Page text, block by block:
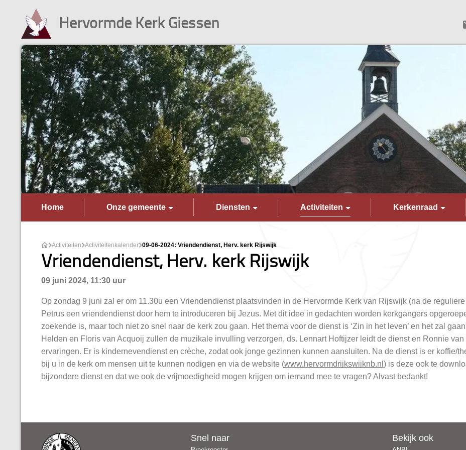
Hervormde Kerk Giessen
Home Onze gemeente Diensten Activiteiten Kerkenraad
Activiteiten Activiteitenkalender 09-06-2024: Vriendendienst, Herv. kerk Rijswijk
Vriendendienst, Herv. kerk Rijswijk
09 juni 2024, 11:30 uur
Op zondag 9 juni zal er om 11.30u een Vriendendienst plaatsvinden in de Hervormde Kerk van Rijswijk (na de
Petrus een vriendendienst door hem te introduceren bij Jezus. Met dit idee in gedachten worden kerkgangers
zoekende is, maar toch niet zo snel naar de kerk zou gaan. Het thema voor de dienst is ‘Zin in het leven’ en het zal
Helden en Floris van Acquoij zullen de muzikale invulling verzorgen, ds. Lennart Hoftijzer leidt de dienst en Ronnie
ervaringen. Er is kindernevendienst en crèche, zodat ook jonge gezinnen kunnen aansluiten. Na de dienst is er koffie/
bij u in de kerk om mensen uit te kunnen nodigen en via de website (www.hervormdrijkswijknb.nl ) is deze ook te
bijzondere dienst en dat we ook de vrijmoedigheid mogen krijgen om iemand mee te vragen? Alvast bedankt!
Snel naar Bekijk ook